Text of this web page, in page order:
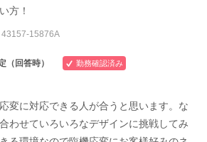
方！
15876A
（回答時）
勤務確認済み
変に対応できる人が合うと思います。な
わせていろいろなデザインに挑戦してみ